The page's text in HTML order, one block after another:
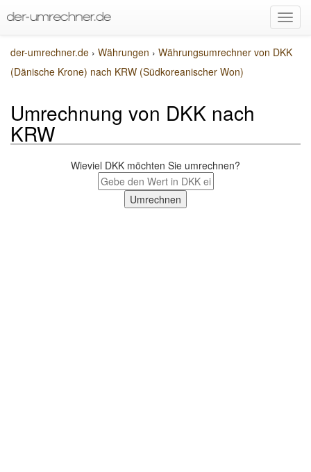
der-umrechner.de › Währungen › Währungsumrechner von DKK
(Dänische Krone) nach KRW (Südkoreanischer Won)
Umrechnung von DKK nach
KRW
Wieviel DKK möchten Sie umrechnen?